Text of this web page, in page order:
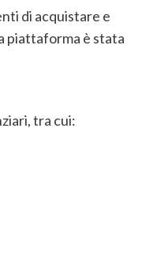
di acquistare e
piattaforma è stata
tra cui: